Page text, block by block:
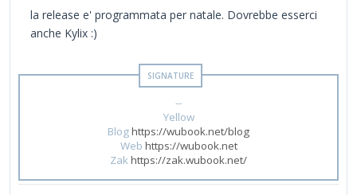
la release e' programmata per natale. Dovrebbe esserci
anche Kylix :)
--
Yellow
Bloghttps://wubook.net/blog
Web https://wubook.net
Zak https://zak.wubook.net/